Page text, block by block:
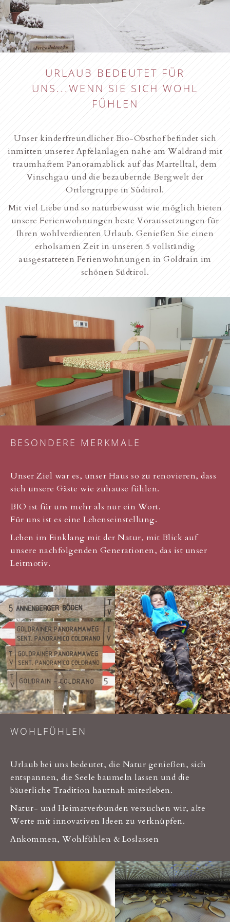
URLAUB BEDEUTET FÜR
UNS...WENN SIE SICH WOHL
FÜHLEN
Unser kinderfreundlicher Bio-Obsthof befindet sich
inmitten unserer Apfelanlagen nahe am Waldrand mit
traumhaftem Panoramablick auf das Martelltal, dem
Vinschgau und die bezaubernde Bergwelt der
Ortlergruppe in Südtirol.
Mit viel Liebe und so naturbewusst wie möglich bieten
unsere Ferienwohnungen beste Voraussetzungen für
Ihren wohlverdienten Urlaub. Genießen Sie einen
erholsamen Zeit in unseren 5 vollständig
ausgestatteten Ferienwohnungen in Goldrain im
schönen Südtirol.
BESONDERE MERKMALE
Unser Ziel war es, unser Haus so zu renovieren, dass
sich unsere Gäste wie zuhause fühlen.
BIO ist für uns mehr als nur ein Wort.
Für uns ist es eine Lebenseinstellung.
Leben im Einklang mit der Natur, mit Blick auf
unsere nachfolgenden Generationen, das ist unser
Leitmotiv.
WOHLFÜHLEN
Urlaub bei uns bedeutet, die Natur genießen, sich
entspannen, die Seele baumeln lassen und die
bäuerliche Tradition hautnah miterleben.
Natur- und Heimatverbunden versuchen wir, alte
Werte mit innovativen Ideen zu verknüpfen.
Ankommen, Wohlfühlen & Loslassen